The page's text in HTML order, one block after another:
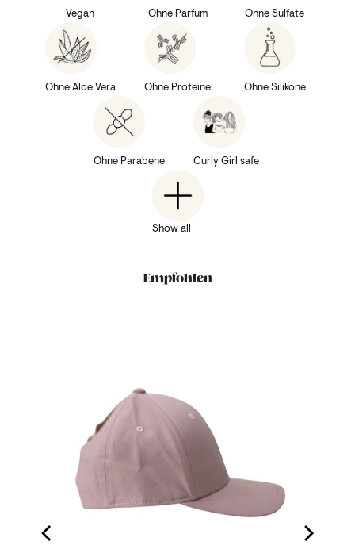
Vegan Ohne Parfum Ohne Sulfate
Ohne Aloe Vera Ohne Proteine Ohne Silikone
Ohne Parabene Curly Girl safe
Show all
Empfohlen